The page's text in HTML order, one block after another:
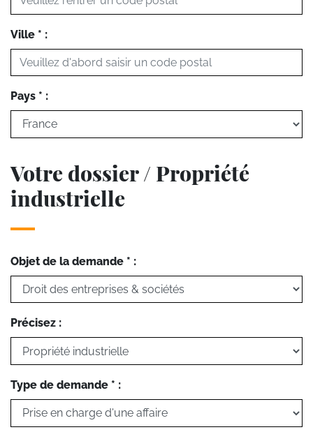
Ville * :
Pays * :
Votre dossier / Propriété
industrielle
Objet de la demande * :
Précisez :
Type de demande * :